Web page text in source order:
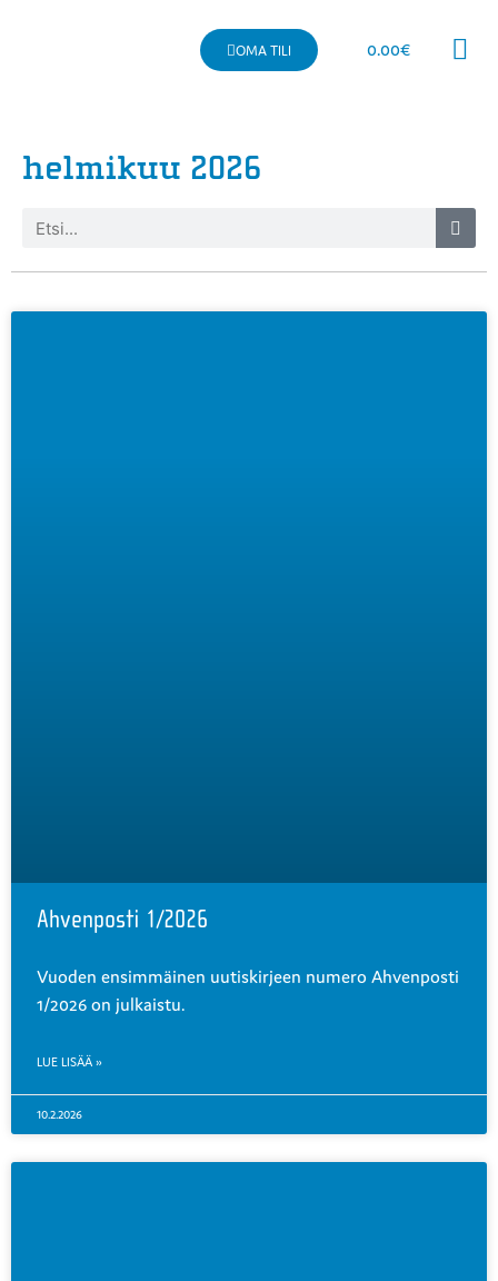
OMA TILI 0.00€
helmikuu 2026
Ahvenposti 1/2026
Vuoden ensimmäinen uutiskirjeen numero Ahvenposti
1/2026 on julkaistu.
LUE LISÄÄ »
10.2.2026